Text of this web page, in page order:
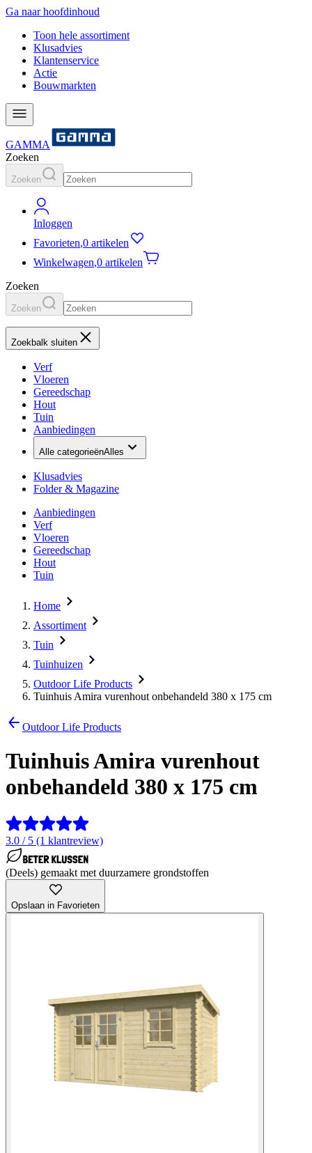
Ga naar hoofdinhoud
Toon hele assortiment
Klusadvies
Klantenservice
Actie
Bouwmarkten
GAMMA
Zoeken
Zoeken
Inloggen
Favorieten,0 artikelen
Winkelwagen,0 artikelen
Zoeken
Zoeken
Zoekbalk sluiten
Verf
Vloeren
Gereedschap
Hout
Tuin
Aanbiedingen
Alle categorieënAlles
Klusadvies
Folder & Magazine
Aanbiedingen
Verf
Vloeren
Gereedschap
Hout
Tuin
Home
Assortiment
Tuin
Tuinhuizen
Outdoor Life Products
Tuinhuis Amira vurenhout onbehandeld 380 x 175 cm
Outdoor Life Products
Tuinhuis Amira vurenhout
onbehandeld 380 x 175 cm
3.0 / 5 (1 klantreview)
(Deels) gemaakt met duurzamere grondstoffen
Opslaan in Favorieten